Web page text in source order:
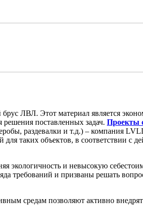
ЛВЛ. Этот материал является
решения поставленных задач. Проекты
раздевалки и т.д.) – компания
для таких объектов, в
экологичность и невысокую
требований и призваны решать
средам позволяют активно